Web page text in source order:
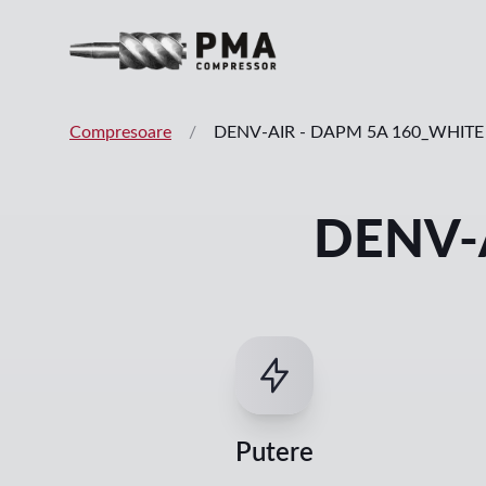
Compresoare / DENV-AIR - DAPM 5A 160_WHITE
Putere